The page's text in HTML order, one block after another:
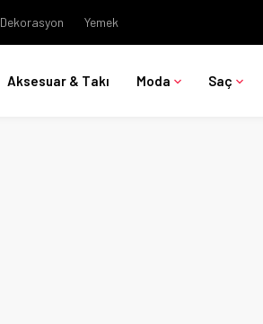
Dekorasyon Yemek
Aksesuar & Takı Moda Saç